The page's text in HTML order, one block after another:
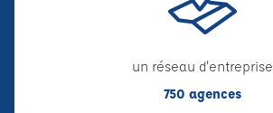
un réseau d'entreprise
750 agences